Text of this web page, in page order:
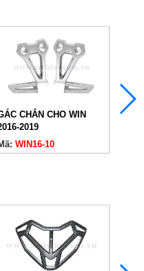
CHÂN CHO WIN
2019
WIN16-10